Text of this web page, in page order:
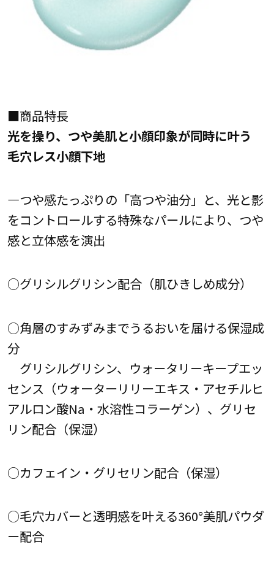
■商品特長
光を操り、つや美肌と小顔印象が同時に叶う
毛穴レス小顔下地
―つや感たっぷりの「高つや油分」と、光と影
をコントロールする特殊なパールにより、つや
感と立体感を演出
○グリシルグリシン配合（肌ひきしめ成分）
○角層のすみずみまでうるおいを届ける保湿成
分
グリシルグリシン、ウォータリーキープエッ
センス（ウォーターリリーエキス・アセチルヒ
アルロン酸Na・水溶性コラーゲン）、グリセ
リン配合（保湿）
○カフェイン・グリセリン配合（保湿）
○毛穴カバーと透明感を叶える360°美肌パウダ
ー配合